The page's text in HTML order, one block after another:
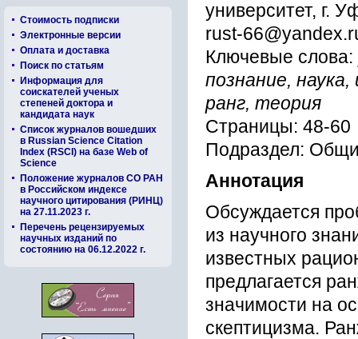
Стоимость подписки
Электронные версии
Оплата и доставка
Поиск по статьям
Информация для
соискателей ученых
степеней доктора и
кандидата наук
Список журналов вошедших
в Russian Science Citation
Index (RSCI) на базе Web of
Science
Положение журналов СО РАН
в Российском индексе
научного цитирования (РИНЦ)
на 27.11.2023 г.
Перечень рецензируемых
научных изданий по
состоянию на 06.12.2022 г.
университет, г.
rust-
Ключевые слова:
познание,
ранг, теория
Страницы: 48-60
Подраздел:
Аннотация
Обсуждается
из научного
известных
предлагается
значимости на
скептицизма.